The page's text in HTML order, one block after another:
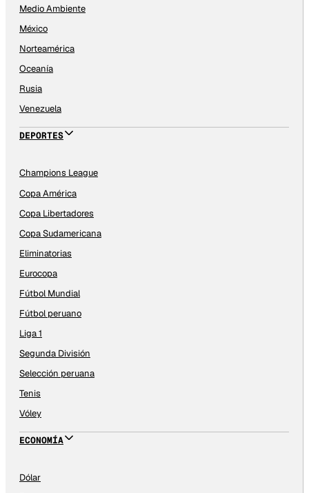
Medio Ambiente
México
Norteamérica
Oceanía
Rusia
Venezuela
DEPORTES
Champions League
Copa América
Copa Libertadores
Copa Sudamericana
Eliminatorias
Eurocopa
Fútbol Mundial
Fútbol peruano
Liga 1
Segunda División
Selección peruana
Tenis
Vóley
ECONOMÍA
Dólar